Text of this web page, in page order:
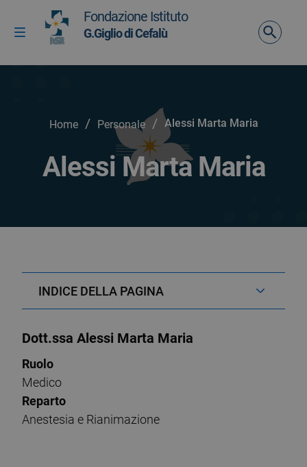
Vai ai contenuti
Vai al menu di navigazione
Vai al footer
Attiva / disattiva la navigazione
Fondazione Istituto
G.Giglio di Cefalù
Home / Personale / Alessi Marta Maria
Alessi Marta Maria
INDICE DELLA PAGINA
Dott.ssa Alessi Marta Maria
Ruolo
Medico
Reparto
Anestesia e Rianimazione